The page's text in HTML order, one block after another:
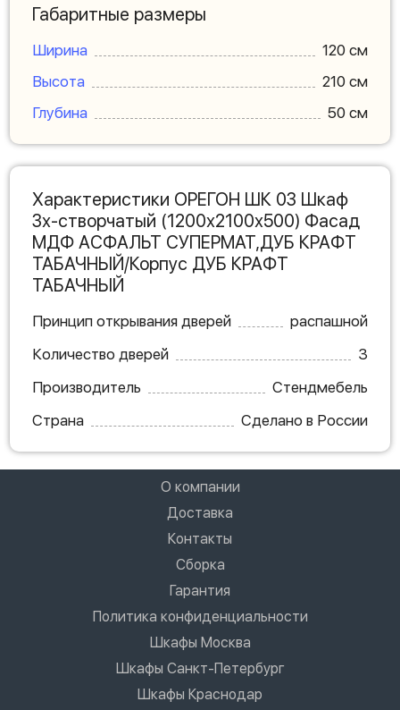
Габаритные размеры
Ширина
120 см
Высота
210 см
Глубина
50 см
Характеристики ОРЕГОН ШК 03 Шкаф
3х-створчатый (1200х2100х500) Фасад
МДФ АСФАЛЬТ СУПЕРМАТ,ДУБ КРАФТ
ТАБАЧНЫЙ/Корпус ДУБ КРАФТ
ТАБАЧНЫЙ
Принцип открывания дверей
распашной
Количество дверей
3
Производитель
Стендмебель
Страна
Сделано в России
О компании
Доставка
Контакты
Сборка
Гарантия
Политика конфиденциальности
Шкафы Москва
Шкафы Санкт-Петербург
Шкафы Краснодар